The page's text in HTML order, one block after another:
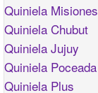
Quiniela Misiones
Quiniela Chubut
Quiniela Jujuy
Quiniela Poceada
Quiniela Plus